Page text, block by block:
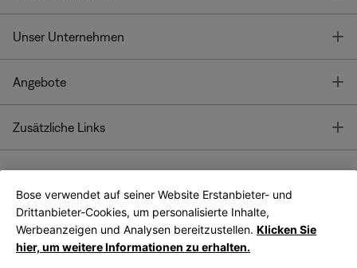
Unser Unternehmen
Angebote
Zusätzliche Links
Bose App
Bose Connect
App
Bose verwendet auf seiner Website Erstanbieter- und
Drittanbieter-Cookies, um personalisierte Inhalte,
Werbeanzeigen und Analysen bereitzustellen. Klicken Sie
hier, um weitere Informationen zu erhalten.